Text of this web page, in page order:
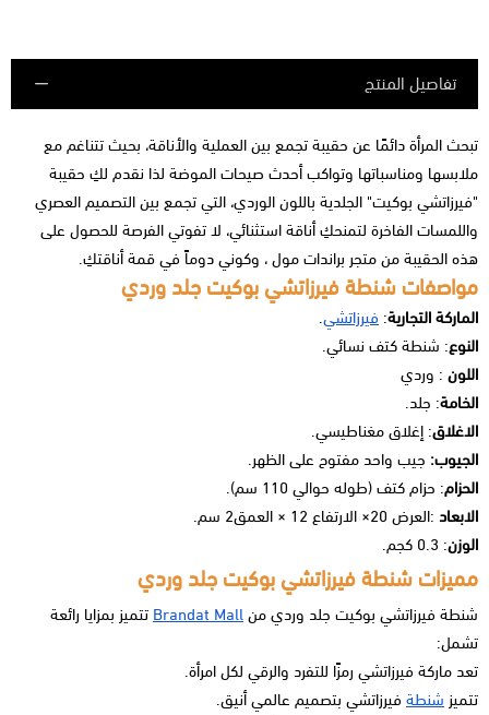
تفاصيل المنتج
تبحث المرأة دائمًا عن حقيبة تجمع بين العملية والأناقة، بحيث تتناغم مع
ملابسها ومناسباتها وتواكب أحدث صيحات الموضة لذا نقدم لكِ حقيبة
"فيرزاتشي بوكيت" الجلدية باللون الوردي، التي تجمع بين التصميم العصري
واللمسات الفاخرة لتمنحكِ أناقة استثنائي، لا تفوتي الفرصة للحصول على
هذه الحقيبة من متجر براندات مول ، وكوني دوماً في قمة أناقتكِ.
مواصفات شنطة فيرزاتشي بوكيت جلد وردي
الماركة التجارية: فيرزاتشي.
النوع: شنطة كتف نسائي.
اللون : وردي
الخامة: جلد.
الاغلاق: إغلاق مغناطيسي.
الجيوب: جيب واحد مفتوح على الظهر.
الحزام: حزام كتف (طوله حوالي 110 سم).
الابعاد :العرض 20× الارتفاع 12 × العمق2 سم.
الوزن: 0.3 كجم.
مميزات شنطة فيرزاتشي بوكيت جلد وردي
شنطة فيرزاتشي بوكيت جلد ورديمنBrandat Mall تتميز بمزايا رائعة
تشمل:
تعدماركة فيرزاتشي رمزًا للتفرد والرقي لكل امرأة.
تتميز شنطة فيرزاتشي بتصميم عالمي أنيق.